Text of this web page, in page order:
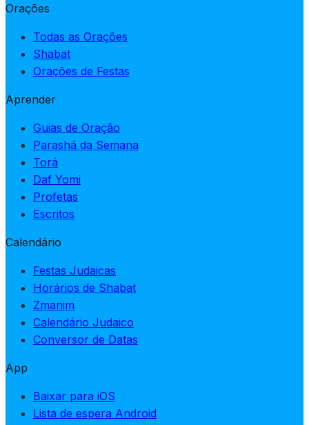
Orações
Todas as Orações
Shabat
Orações de Festas
Aprender
Guias de Oração
Parashá da Semana
Torá
Daf Yomi
Profetas
Escritos
Calendário
Festas Judaicas
Horários de Shabat
Zmanim
Calendário Judaico
Conversor de Datas
App
Baixar para iOS
Lista de espera Android